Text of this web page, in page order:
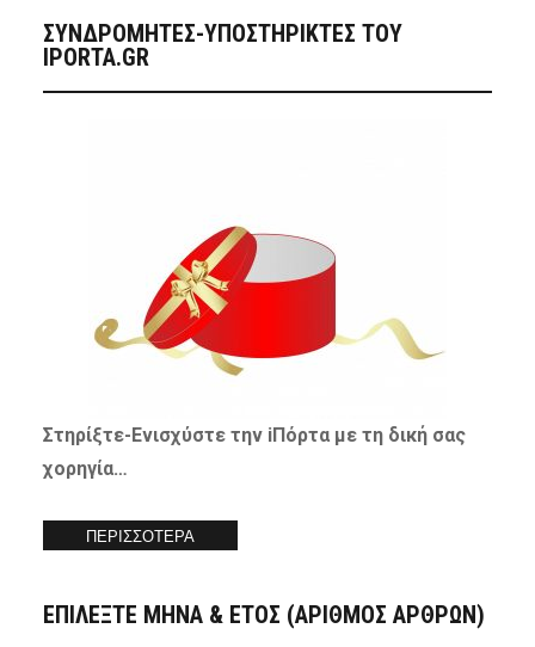
ΣΥΝΔΡΟΜΗΤΈΣ-ΥΠΟΣΤΗΡΙΚΤΈΣ ΤΟΥ
IPORTA.GR
Στηρίξτε-Ενισχύστετην iΠόρτα με τη δική σας
χορηγία…
ΠΕΡΙΣΣΟΤΕΡΑ
ΕΠΙΛΕΞΤΕ ΜΗΝΑ & ΕΤΟΣ (ΑΡΙΘΜΟΣ ΑΡΘΡΩΝ)